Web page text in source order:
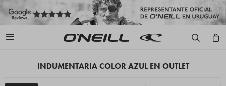

INDUMENTARIA COLOR AZUL EN OUTLET